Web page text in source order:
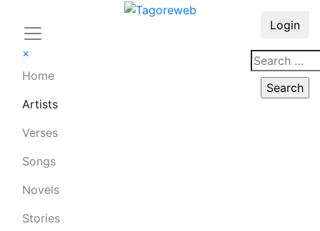
×
Home
Artists
Verses
Songs
Novels
Stories
Login